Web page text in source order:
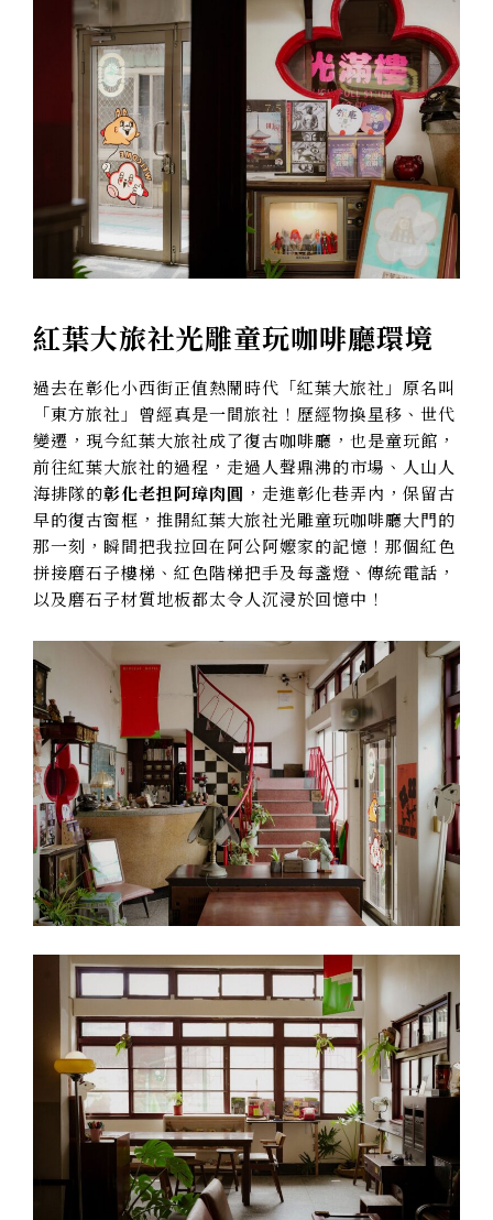
紅葉大旅社光雕童玩咖啡廳環境
過去在彰化小西街正值熱鬧時代「紅葉大旅社」原名叫
「東方旅社」曾經真是一間旅社！歷經物換星移、世代
變遷，現今紅葉大旅社成了復古咖啡廳，也是童玩館，
前往紅葉大旅社的過程，走過人聲鼎沸的市場、人山人
海排隊的彰化老担阿璋肉圓 ，走進彰化巷弄內，保留古
早的復古窗框，推開紅葉大旅社光雕童玩咖啡廳大門的
那一刻，瞬間把我拉回在阿公阿嬤家的記憶！那個紅色
拼接磨石子樓梯、紅色階梯把手及每盞燈、傳統電話，
以及磨石子材質地板都太令人沉浸於回憶中！